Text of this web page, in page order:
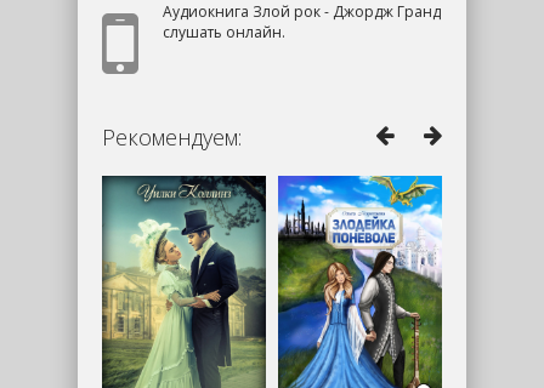
Аудиокнига Злой рок - Джордж Гранд
слушать онлайн.
Рекомендуем: